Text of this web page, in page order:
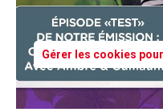
Gérer les cookies